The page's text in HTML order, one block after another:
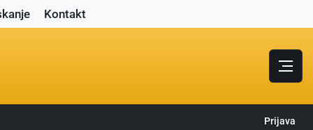
Kontakt
Prijava